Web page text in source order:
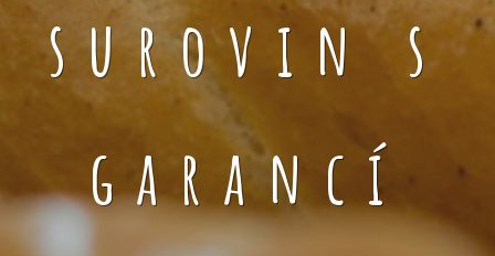
surovin s
garancí